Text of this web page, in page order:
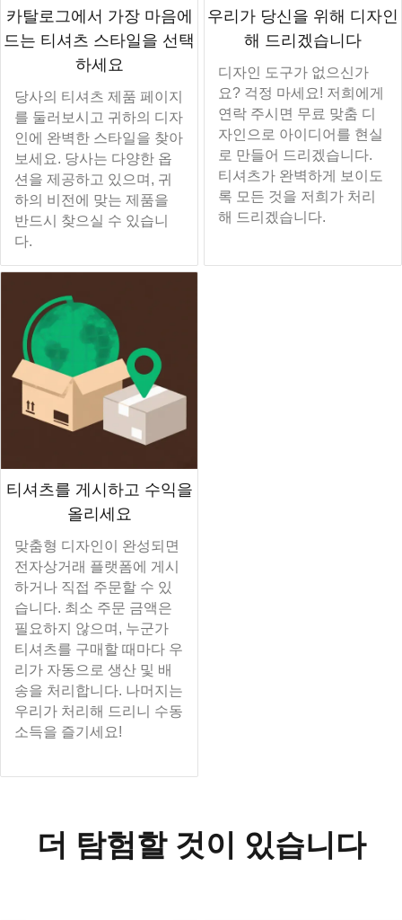
카탈로그에서 가장 마음에
드는 티셔츠 스타일을 선택
하세요
당사의 티셔츠 제품 페이지
를 둘러보시고 귀하의 디자
인에 완벽한 스타일을 찾아
보세요. 당사는 다양한 옵
션을 제공하고 있으며, 귀
하의 비전에 맞는 제품을
반드시 찾으실 수 있습니
다.
우리가 당신을 위해 디자인
해 드리겠습니다
디자인 도구가 없으신가
요? 걱정 마세요! 저희에게
연락 주시면 무료 맞춤 디
자인으로 아이디어를 현실
로 만들어 드리겠습니다.
티셔츠가 완벽하게 보이도
록 모든 것을 저희가 처리
해 드리겠습니다.
티셔츠를 게시하고 수익을
올리세요
맞춤형 디자인이 완성되면
전자상거래 플랫폼에 게시
하거나 직접 주문할 수 있
습니다. 최소 주문 금액은
필요하지 않으며, 누군가
티셔츠를 구매할 때마다 우
리가 자동으로 생산 및 배
송을 처리합니다. 나머지는
우리가 처리해 드리니 수동
소득을 즐기세요!
더 탐험할 것이 있습니다